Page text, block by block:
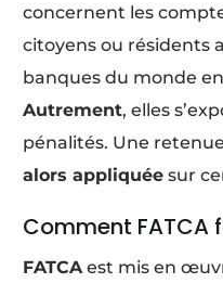
concernent les
citoyens ou résidents
banques du monde
Autrement, elles
pénalités. Une
alors appliquée sur
Comment
FATCA est mis en